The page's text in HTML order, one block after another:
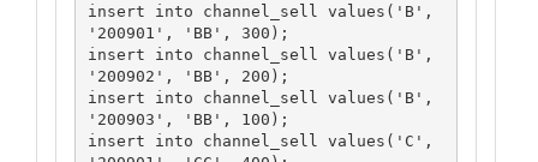
insert into channel_sell values('B',
'200901', 'BB', 300);
insert into channel_sell values('B',
'200902', 'BB', 200);
insert into channel_sell values('B',
'200903', 'BB', 100);
insert into channel_sell values('C',